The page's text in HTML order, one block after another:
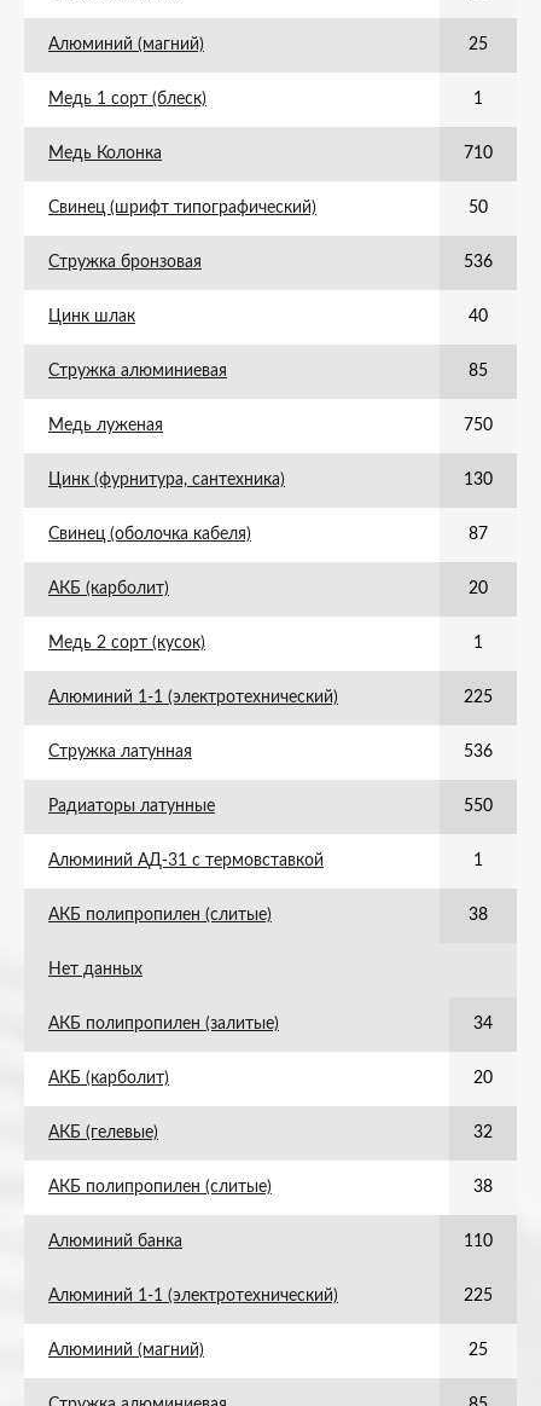
Алюминий (магний) 25
Медь 1 сорт (блеск) 1
Медь Колонка 710
Свинец (шрифт типографический) 50
Стружка бронзовая 536
Цинк шлак 40
Стружка алюминиевая 85
Медь луженая 750
Цинк (фурнитура, сантехника) 130
Свинец (оболочка кабеля) 87
АКБ (карболит) 20
Медь 2 сорт (кусок) 1
Алюминий 1-1 (электротехнический) 225
Стружка латунная 536
Радиаторы латунные 550
Алюминий АД-31 с термовставкой 1
АКБ полипропилен (слитые) 38
Нет данных
АКБ полипропилен (залитые) 34
АКБ (карболит) 20
АКБ (гелевые) 32
АКБ полипропилен (слитые) 38
Алюминий банка 110
Алюминий 1-1 (электротехнический) 225
Алюминий (магний) 25